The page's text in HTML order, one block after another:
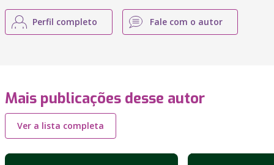
Perfil completo Fale com o autor
Mais publicações desse autor
Ver a lista completa